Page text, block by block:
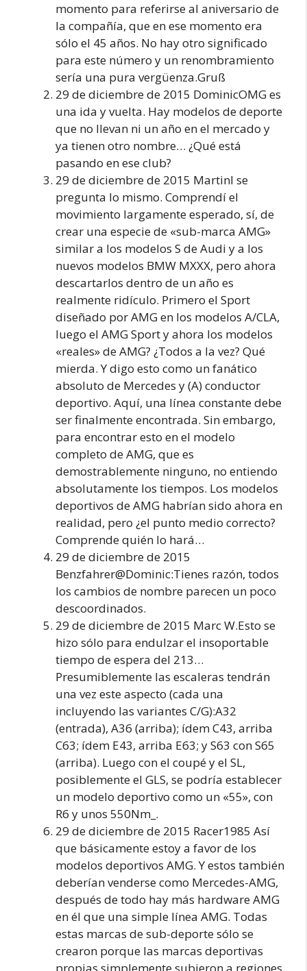
momento para referirse al aniversario de
la compañía, que en ese momento era
sólo el 45 años. No hay otro significado
para este número y un renombramiento
sería una pura vergüenza.Gruß
29 de diciembre de 2015 DominicOMG es
una ida y vuelta. Hay modelos de deporte
que no llevan ni un año en el mercado y
ya tienen otro nombre… ¿Qué está
pasando en ese club?
29 de diciembre de 2015 MartinI se
pregunta lo mismo. Comprendí el
movimiento largamente esperado, sí, de
crear una especie de «sub-marca AMG»
similar a los modelos S de Audi y a los
nuevos modelos BMW MXXX, pero ahora
descartarlos dentro de un año es
realmente ridículo. Primero el Sport
diseñado por AMG en los modelos A/CLA,
luego el AMG Sport y ahora los modelos
«reales» de AMG? ¿Todos a la vez? Qué
mierda. Y digo esto como un fanático
absoluto de Mercedes y (A) conductor
deportivo. Aquí, una línea constante debe
ser finalmente encontrada. Sin embargo,
para encontrar esto en el modelo
completo de AMG, que es
demostrablemente ninguno, no entiendo
absolutamente los tiempos. Los modelos
deportivos de AMG habrían sido ahora en
realidad, pero ¿el punto medio correcto?
Comprende quién lo hará…
29 de diciembre de 2015
Benzfahrer@Dominic:Tienes razón, todos
los cambios de nombre parecen un poco
descoordinados.
29 de diciembre de 2015 Marc W.Esto se
hizo sólo para endulzar el insoportable
tiempo de espera del 213…
Presumiblemente las escaleras tendrán
una vez este aspecto (cada una
incluyendo las variantes C/G):A32
(entrada), A36 (arriba); ídem C43, arriba
C63; ídem E43, arriba E63; y S63 con S65
(arriba). Luego con el coupé y el SL,
posiblemente el GLS, se podría establecer
un modelo deportivo como un «55», con
R6 y unos 550Nm_.
29 de diciembre de 2015 Racer1985 Así
que básicamente estoy a favor de los
modelos deportivos AMG. Y estos también
deberían venderse como Mercedes-AMG,
después de todo hay más hardware AMG
en él que una simple línea AMG. Todas
estas marcas de sub-deporte sólo se
crearon porque las marcas deportivas